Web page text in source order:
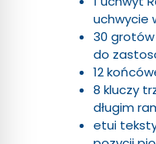
uchwycie
30 grotów
do
12
8 kluczy
długim
etui